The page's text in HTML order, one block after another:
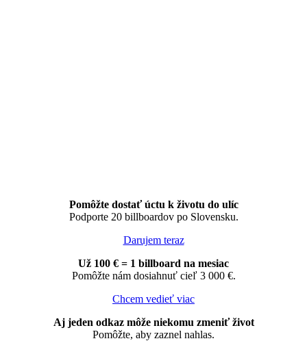
Pomôžte dostať úctu k životu do ulíc
Podporte 20 billboardov po Slovensku.
Darujem teraz
Už 100 € = 1 billboard na mesiac
Pomôžte nám dosiahnuť cieľ 3 000 €.
Chcem vedieť viac
Aj jeden odkaz môže niekomu zmeniť život
Pomôžte, aby zaznel nahlas.